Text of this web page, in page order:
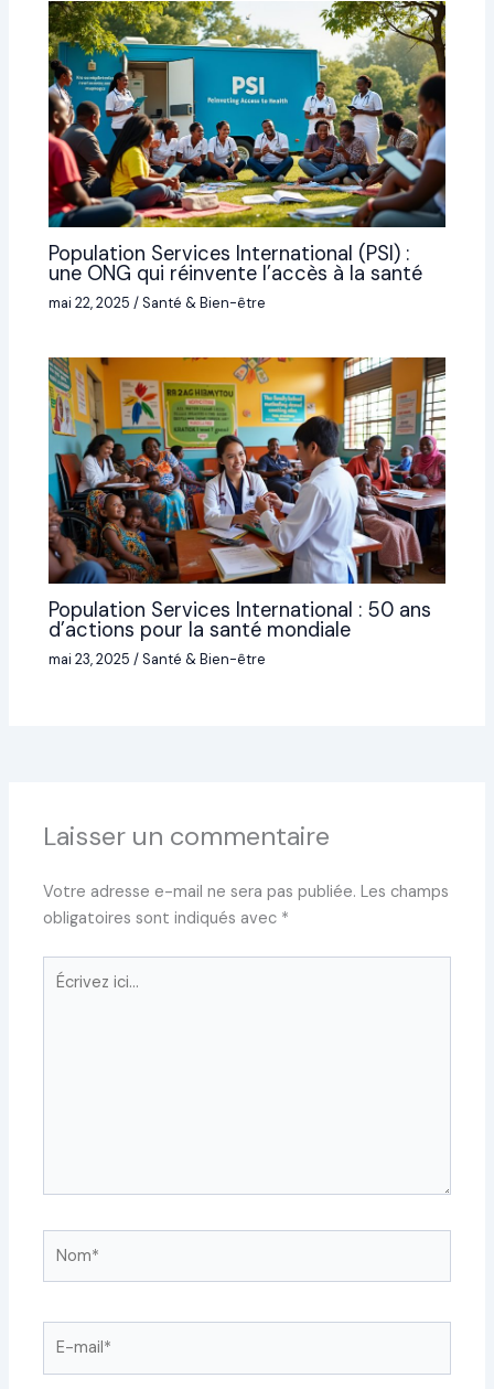
Population Services International (PSI) :
une ONG qui réinvente l’accès à la santé
mai 22, 2025/Santé & Bien-être
Population Services International : 50 ans
d’actions pour la santé mondiale
mai 23, 2025/Santé & Bien-être
Laisser un commentaire
Votre adresse e-mail ne sera pas publiée. Les champs
obligatoires sont indiqués avec *
Écrivez
ici…
mail*